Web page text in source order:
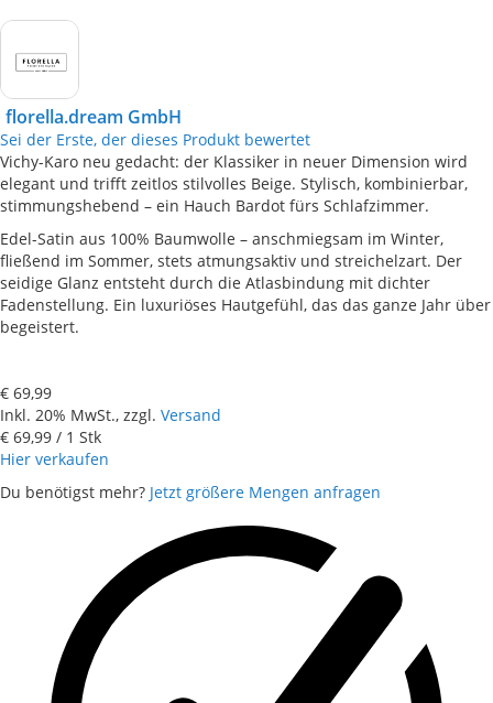
florella.dream GmbH
Sei der Erste, der dieses Produkt bewertet
Vichy-Karo neu gedacht: der Klassiker in neuer Dimension wird
elegant und trifft zeitlos stilvolles Beige. Stylisch, kombinierbar,
stimmungshebend – ein Hauch Bardot fürs Schlafzimmer.
Edel-Satin aus 100% Baumwolle – anschmiegsam im Winter,
fließend im Sommer, stets atmungsaktiv und streichelzart. Der
seidige Glanz entsteht durch die Atlasbindung mit dichter
Fadenstellung. Ein luxuriöses Hautgefühl, das das ganze Jahr über
begeistert.
€ 69,99
Inkl. 20% MwSt., zzgl. Versand
€ 69,99 / 1 Stk
Hier verkaufen
Du benötigst mehr? Jetzt größere Mengen anfragen